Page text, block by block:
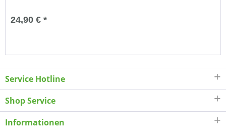
24,90 € *
Service Hotline
Shop Service
Informationen